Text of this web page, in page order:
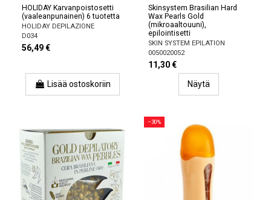
HOLIDAY Karvanpoistosetti
(vaaleanpunainen) 6 tuotetta
HOLIDAY DEPILAZIONE
D034
56,49 €
Lisää ostoskoriin
Skinsystem Brasilian Hard
Wax Pearls Gold
(mikroaaltouuni),
epilointisetti
SKIN SYSTEM EPILATION
0050020052
11,30 €
Näytä
−30%